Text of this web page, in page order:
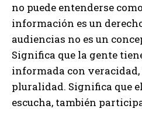
no puede entenderse
información es un
audiencias no es un
Significa que la gente
informada con
pluralidad. Significa que
escucha, también